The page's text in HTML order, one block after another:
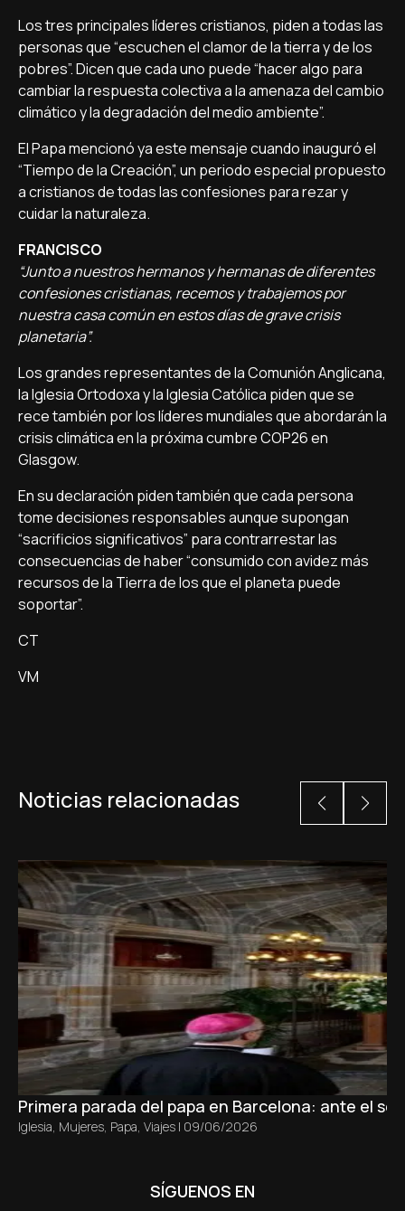
Los tres principales líderes cristianos, piden a todas las
personas que “escuchen el clamor de la tierra y de los
pobres”. Dicen que cada uno puede “hacer algo para
cambiar la respuesta colectiva a la amenaza del cambio
climático y la degradación del medio ambiente”.
El Papa mencionó ya este mensaje cuando inauguró el
“Tiempo de la Creación”, un periodo especial propuesto
a cristianos de todas las confesiones para rezar y
cuidar la naturaleza.
FRANCISCO
“Junto a nuestros hermanos y hermanas de diferentes
confesiones cristianas, recemos y trabajemos por
nuestra casa común en estos días de grave crisis
planetaria”.
Los grandes representantes de la Comunión Anglicana,
la Iglesia Ortodoxa y la Iglesia Católica piden que se
rece también por los líderes mundiales que abordarán la
crisis climática en la próxima cumbre COP26 en
Glasgow.
En su declaración piden también que cada persona
tome decisiones responsables aunque supongan
“sacrificios significativos” para contrarrestar las
consecuencias de haber “consumido con avidez más
recursos de la Tierra de los que el planeta puede
soportar”.
CT
VM
Noticias relacionadas
Primera parada del papa en Barcelona: ante el
Iglesia, Mujeres, Papa, Viajes | 09/06/2026
SÍGUENOS EN